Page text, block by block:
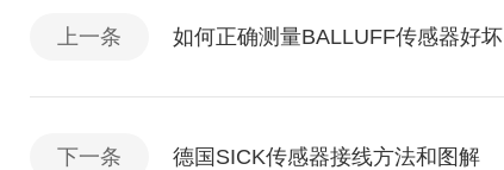
上一条 如何正确测量BALLUFF传感器好坏
下一条 德国SICK传感器接线方法和图解